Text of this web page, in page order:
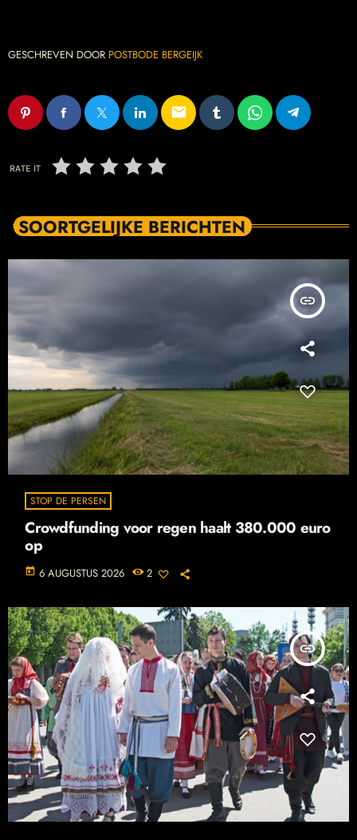
GESCHREVEN DOOR POSTBODE BERGEIJK
email
RATE IT
SOORTGELIJKE BERICHTEN
insert_link
STOP DE PERSEN
Crowdfunding voor regen haalt 380.000 euro
op
today 6 AUGUSTUS 2026 2
insert_link